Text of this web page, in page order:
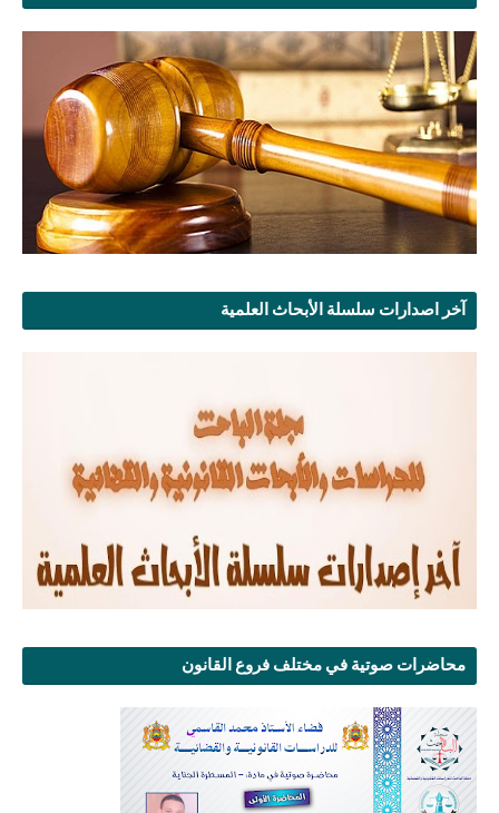
آخر اصدارات سلسلة الأبحاث العلمية
محاضرات صوتية في مختلف فروع القانون